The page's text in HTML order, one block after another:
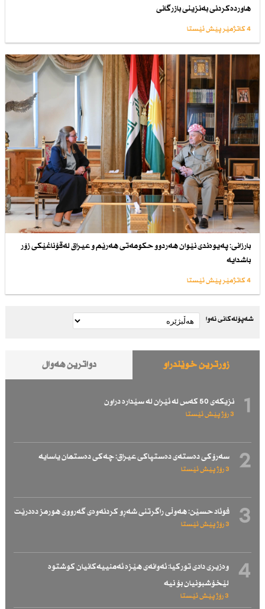
هاوردەكردنی بەنزینی بازرگانی
4 کاتژمێر پێش ئێستا
بارزانی: پەیوەندی نێوان هەردوو حكومەتی هەرێم و عیراق لەقۆناغێكی زۆر
باشدایە
4 کاتژمێر پێش ئێستا
شەپۆلەکانی نەوا
زۆرترین خوێندراو دواترین هەواڵ
1 نزیكەی 50 كەس لە ئێران لە سێدارە دراون
3 رۆژ پێش ئێستا
2 سەرۆكی دەستەی دەستپاكی عیراق: چەكی دەستمان یاسایە
3 رۆژ پێش ئێستا
3 فوئاد حسێن: هەوڵی راگرتنی شەڕو كردنەوەی گەرووی هورمز دەدرێت
3 رۆژ پێش ئێستا
4
وەزیری دادی توركیا: ئەوانەی هێزە ئەمنییەكانیان كوشتوە
لێخۆشبونیان بۆ نیە
3 رۆژ پێش ئێستا